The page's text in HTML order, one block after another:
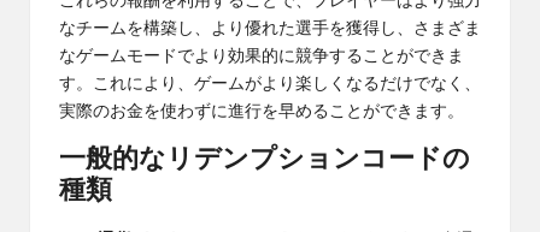
なチームを構築し、より優れた選手を獲得し、さまざま
なゲームモードでより効果的に競争することができま
す。これにより、ゲームがより楽しくなるだけでなく、
実際のお金を使わずに進行を早めることができます。
一般的なリデンプションコードの
種類